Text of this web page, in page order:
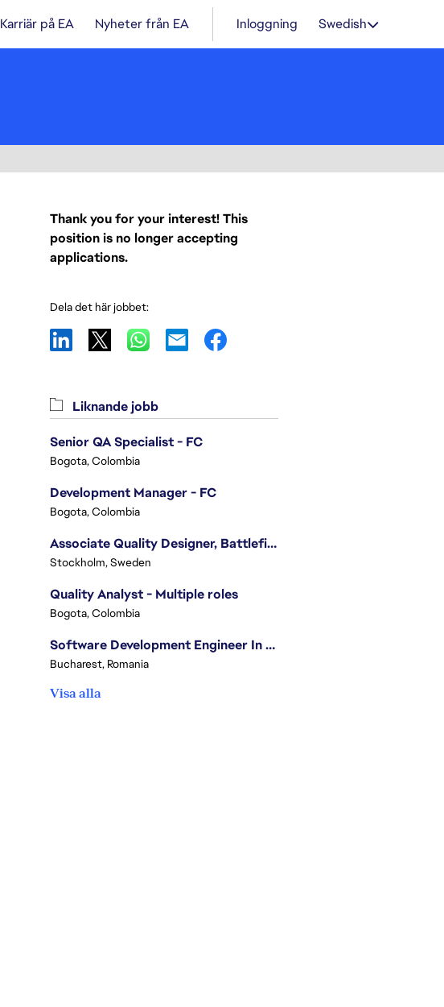
Karriär på EA Nyheter från EA Inloggning Swedish
Thank you for your interest! This
position is no longer accepting
applications.
Dela det här jobbet:
Liknande jobb
Senior QA Specialist - FC
Bogota, Colombia
Development Manager - FC
Bogota, Colombia
Associate Quality Designer, Battlefield QV
Stockholm, Sweden
Quality Analyst - Multiple roles
Bogota, Colombia
Software Development Engineer In Test
Bucharest, Romania
Visa alla